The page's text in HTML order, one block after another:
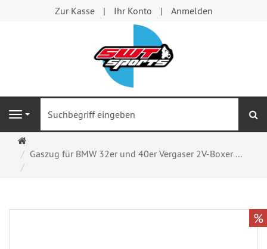
Zur Kasse Ihr Konto Anmelden
Navigation
Gaszug für BMW 32er und 40er Vergaser 2V-Boxer ...
%